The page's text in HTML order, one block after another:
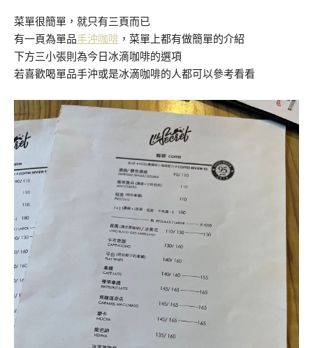
菜單很簡單，就只有三頁而已
有一頁為單品手沖咖啡 ，菜單上都有做簡單的介紹
下方三小張則為今日冰滴咖啡的選項
若喜歡喝單品手沖或是冰滴咖啡的人都可以參考看看